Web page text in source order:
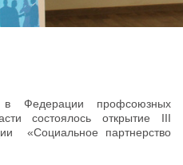
профсоюзных
состоялось открытие III
«Социальное партнерство